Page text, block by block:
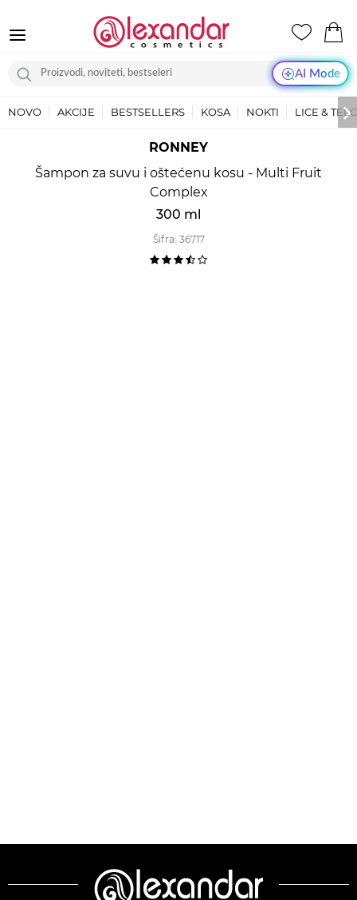
AI Mode
NOVO AKCIJE BESTSELLERS KOSA NOKTI LICE &
RONNEY
Šampon za suvu i oštećenu kosu - Multi Fruit
Complex
300 ml
Šifra: 36717